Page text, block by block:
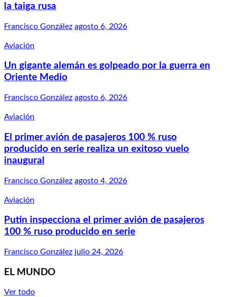
la taiga rusa
Francisco González agosto 6, 2026
Aviación
Un gigante alemán es golpeado por la guerra en
Oriente Medio
Francisco González agosto 6, 2026
Aviación
El primer avión de pasajeros 100 % ruso
producido en serie realiza un exitoso vuelo
inaugural
Francisco González agosto 4, 2026
Aviación
Putin inspecciona el primer avión de pasajeros
100 % ruso producido en serie
Francisco González julio 24, 2026
EL MUNDO
Ver todo